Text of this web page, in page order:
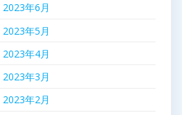
2023年6月
2023年5月
2023年4月
2023年3月
2023年2月